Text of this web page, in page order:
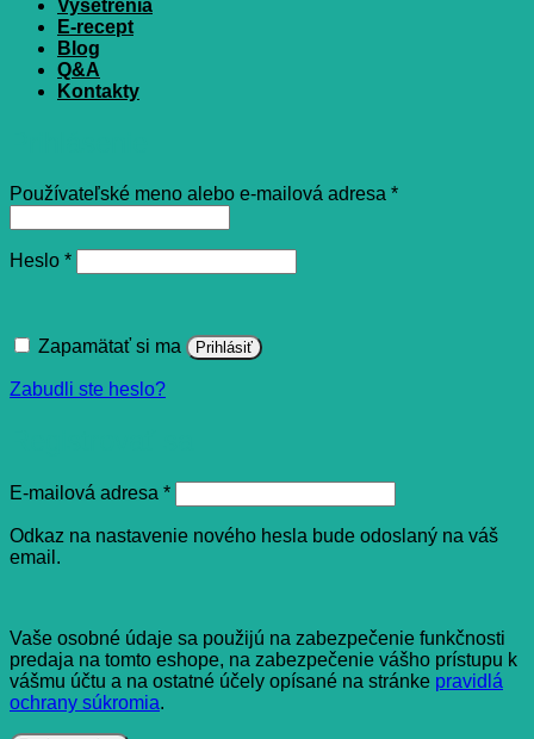
Vyšetrenia
E-recept
Blog
Q&A
Kontakty
Používateľské meno alebo e-mailová adresa *Povinné
Heslo *Povinné
Zapamätať si ma Prihlásiť
Zabudli ste heslo?
E-mailová adresa *Povinné
Odkaz na nastavenie nového hesla bude odoslaný na váš
email.
Vaše osobné údaje sa použijú na zabezpečenie funkčnosti
predaja na tomto eshope, na zabezpečenie vášho prístupu k
vášmu účtu a na ostatné účely opísané na stránke pravidlá
ochrany súkromia.